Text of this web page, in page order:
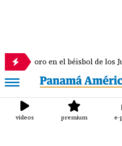
en el béisbol de los Juegos
videos premium e-